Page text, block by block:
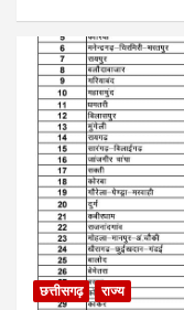
छत्तीसगढ़ राज्य